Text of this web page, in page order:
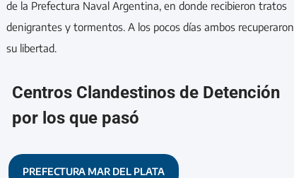
de la Prefectura Naval Argentina, en donde recibieron tratos
denigrantes y tormentos. A los pocos días ambos recuperaron
su libertad.
Centros Clandestinos de Detención
por los que pasó
PREFECTURA MAR DEL PLATA